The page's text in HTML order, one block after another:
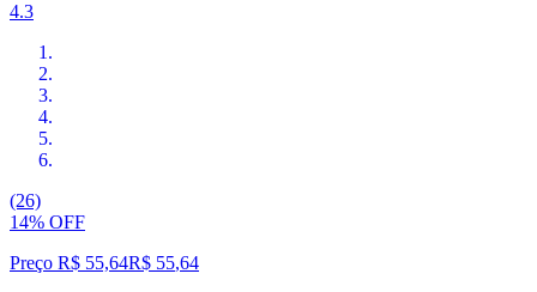
4.3
(26)
14% OFF
Preço R$ 55,64R$ 55,64